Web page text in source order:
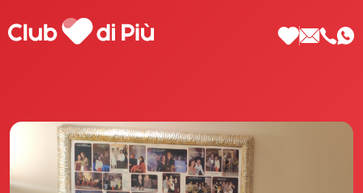
Scopri Club di Più